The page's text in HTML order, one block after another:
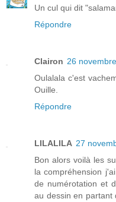
Un cul qui dit
Répondre
Clairon 26
Oulalala c'est
Ouille.
Répondre
LILALILA 27
Bon alors voilà les
la compréhension
de numérotation et
au dessin en partant